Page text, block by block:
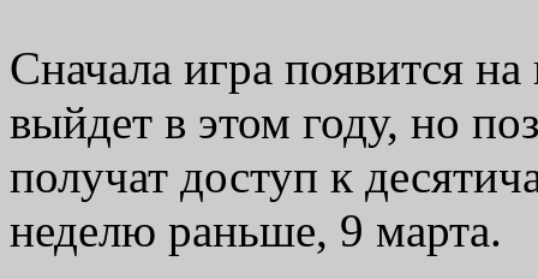
Сначала игра появится
выйдет в этом году, но
получат доступ к
неделю раньше, 9 марта.